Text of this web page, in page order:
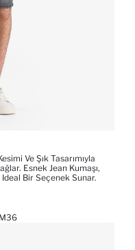
Ve Şık Tasarımıyla
Esnek Jean Kumaşı,
Bir Seçenek Sunar.